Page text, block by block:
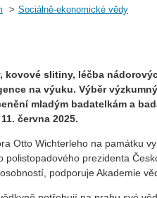
Sociálně-ekonomické vědy
kovové slitiny, léčba
na výuku. Výběr
mladým badatelkám a
června 2025.
Otto Wichterleho na památku
polistopadového prezidenta
podporuje Akademie